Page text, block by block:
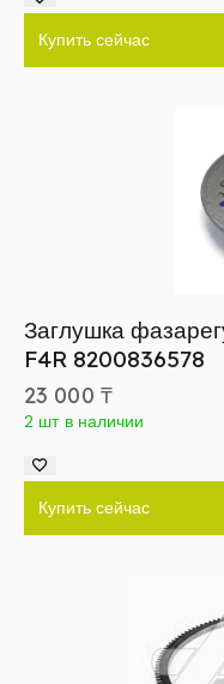
Купить сейчас
Заглушка
F4R 8200836578
23 000 ₸
2 шт в наличии
Купить сейчас